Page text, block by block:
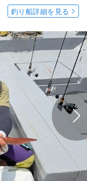
釣り船詳細を見る